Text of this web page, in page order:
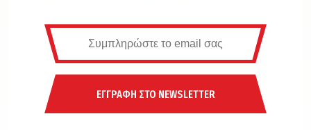
ΕΓΓΡΑΦΗ ΣΤΟ NEWSLETTER